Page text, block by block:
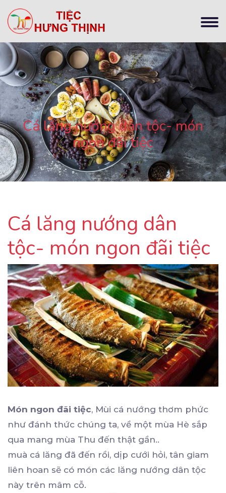
Cá lăng nướng dân tộc- món
ngon đãi tiệc
Cá lăng nướng dân
tộc- món ngon đãi tiệc
Món ngon đãi tiệc, Mùi cá nướng thơm phức
như đánh thức chúng ta, về một mùa Hè sắp
qua mang mùa Thu đến thật gần..
muà cá lăng đã đến rồi, dịp cưới hỏi, tân giam
liên hoan sẽ có món các lăng nướng dân tộc
này trên mâm cỗ.